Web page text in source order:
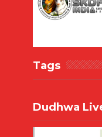
Tags
Dudhwa